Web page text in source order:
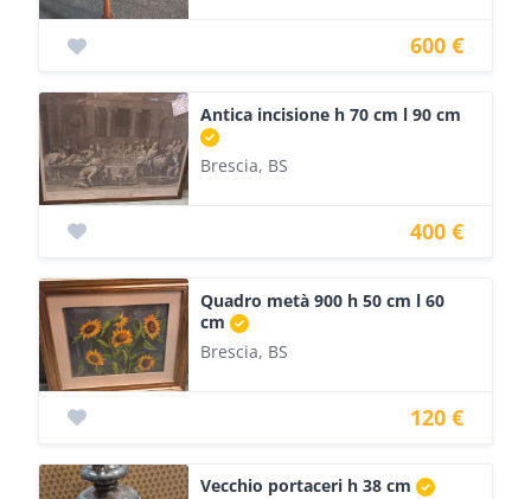
600 €
Antica incisione h 70 cm l 90 cm
Brescia, BS
400 €
Quadro metà 900 h 50 cm l 60
cm
Brescia, BS
120 €
Vecchio portaceri h 38 cm